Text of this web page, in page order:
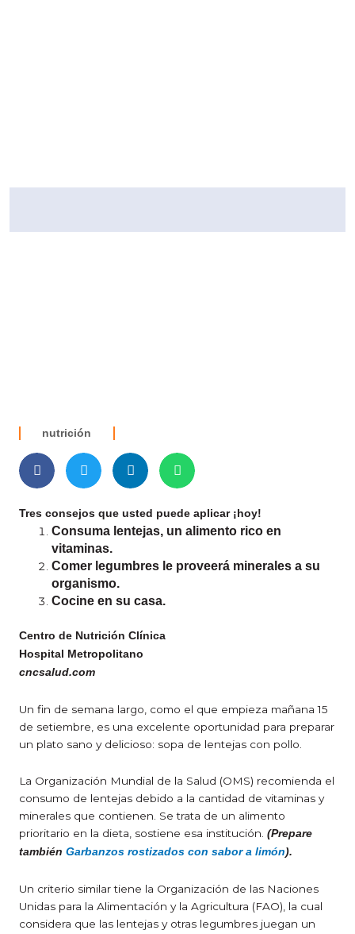
nutrición
Tres consejos que usted puede aplicar ¡hoy!
Consuma lentejas, un alimento rico en
vitaminas.
Comer legumbres le proveerá minerales a su
organismo.
Cocine en su casa.
Centro de Nutrición Clínica
Hospital Metropolitano
cncsalud.com
Un fin de semana largo, como el que empieza mañana 15
de setiembre, es una excelente oportunidad para preparar
un plato sano y delicioso: sopa de lentejas con pollo.
La Organización Mundial de la Salud (OMS) recomienda el
consumo de lentejas debido a la cantidad de vitaminas y
minerales que contienen. Se trata de un alimento
prioritario en la dieta, sostiene esa institución. (Prepare
también Garbanzos rostizados con sabor a limón).
Un criterio similar tiene la Organización de las Naciones
Unidas para la Alimentación y la Agricultura (FAO), la cual
considera que las lentejas y otras legumbres juegan un